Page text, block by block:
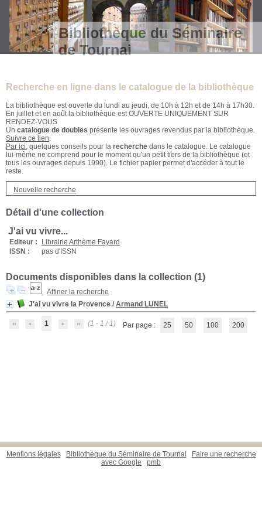
Bibliothèque du Séminaire
de Tournai
Recherche en ligne dans le catalogue de la bibliothèque
La bibliothèque est ouverte du lundi au jeudi, de 10h à 12h et de 14h à 17h30.
En juillet et en août la bibliothèque est OUVERTE UNIQUEMENT SUR
RENDEZ-VOUS
Un catalogue de doubles présente les ouvrages revendus par la bibliothèque.
Suivre ce lien.
Par ici, quelques conseils pour la recherche dans le catalogue. Le catalogue
lui-même ne comprend pour le moment qu'un petit tiers de la bibliothèque (et
tous les ouvrages depuis 1990). Le fichier papier permet d'accéder à tout le
reste.
Nouvelle recherche
Détail d'une collection
J'ai vu vivre...
Editeur :
Librairie Arthème Fayard
ISSN :
pas d'ISSN
Documents disponibles dans la collection (1)
Affiner la recherche
J'ai vu vivre la Provence / Armand LUNEL
1 (1 - 1 / 1) Par page : 25 50 100 200
Mentions légales Bibliothèque du Séminaire de Tournai
Faire une recherche
avec Google
pmb